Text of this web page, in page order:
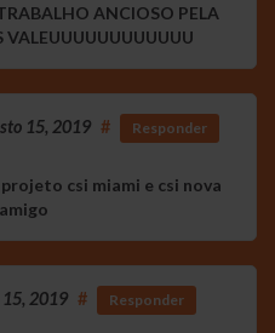
ANCIOSO PELA
15, 2019 # Responder
csi miami e csi nova
15, 2019 # Responder